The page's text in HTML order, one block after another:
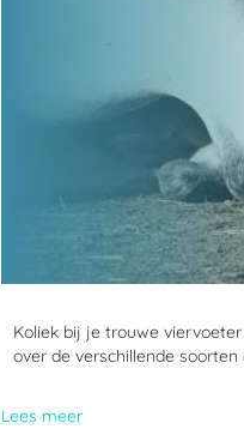
Koliek bij je trouwe
over de verschillende
Lees meer